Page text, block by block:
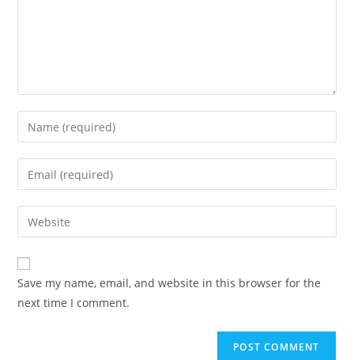
Enter
your
name
comment
Enter
your
email
address
comment
Enter
your
website
URL
(optional)
Save my name, email, and website in this browser for the
next time I comment.